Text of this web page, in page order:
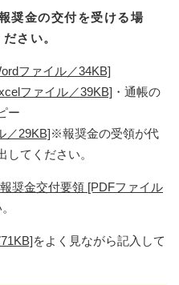
金の交付を受ける場
さい。
ファイル／34KB]
ファイル／39KB] ・通帳の
ー
／29KB]※報奨金の受領が代
てください。
報奨金交付要領 [PDFファイル
をよく見ながら記入して